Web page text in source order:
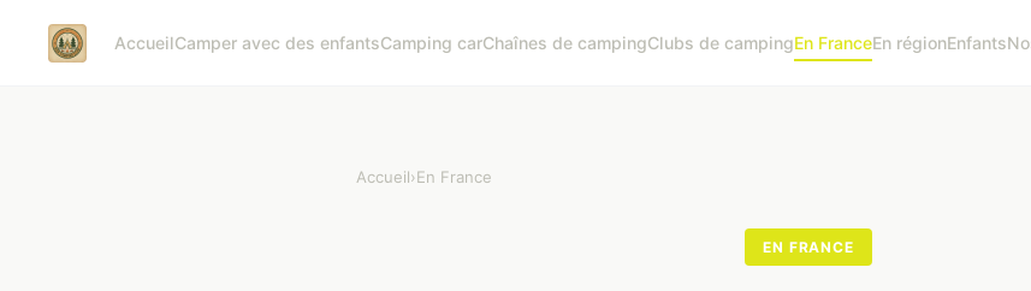
AccueilCamper avec des enfantsCamping carChaînes de campingClubs de campingEn FranceEn régionEnfants
Accueil›En France
EN FRANCE